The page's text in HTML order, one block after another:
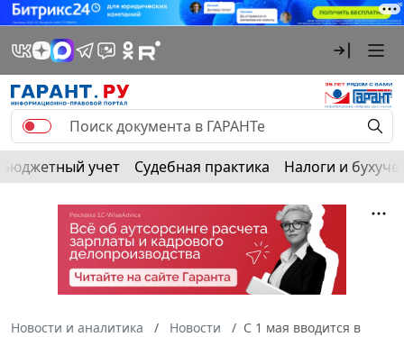
Бюджетный учет Судебная практика Налоги и
Новости и аналитика Новости
С 1 мая вводится в